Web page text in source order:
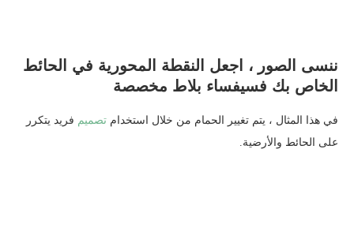
ننسى الصور ، اجعل النقطة المحورية في الحائط
الخاص بك فسيفساء بلاط مخصصة
في هذا المثال ، يتم تغيير الحمام من خلال استخدام تصميم فريد يتكرر
على الحائط والأرضية.